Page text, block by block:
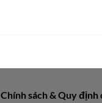
Chính sách & Quy định